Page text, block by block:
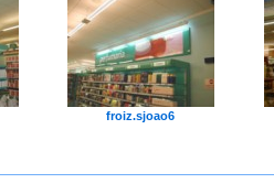
froiz.sjoao6